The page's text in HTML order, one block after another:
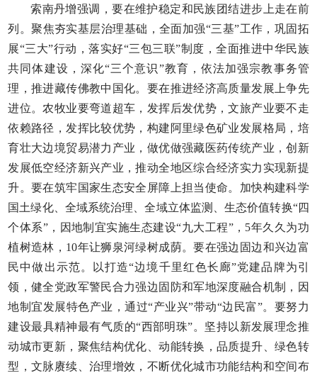
索南丹增强调，要在维护稳定和民族团结进步上走在前
列。聚焦夯实基层治理基础，全面加强“三基”工作，巩固拓
展“三大”行动，落实好“三包三联”制度，全面推进中华民族
共同体建设，深化“三个意识”教育，依法加强宗教事务管
理，推进藏传佛教中国化。要在推进经济高质量发展上争先
进位。农牧业要弯道超车，发挥后发优势，文旅产业要不走
依赖路径，发挥比较优势，构建阿里绿色矿业发展格局，培
育壮大边境贸易潜力产业，做优做强藏医药传统产业，创新
发展低空经济新兴产业，推动全地区综合经济实力实现新提
升。要在筑牢国家生态安全屏障上担当使命。加快构建科学
国土绿化、全域系统治理、全域立体监测、生态价值转换“四
个体系”，因地制宜实施生态建设“九大工程”，5年久久为功
植树造林，10年让狮泉河绿树成荫。要在强边固边和兴边富
民中做出示范。以打造“边境千里红色长廊”党建品牌为引
领，健全党政军警民合力强边固防和军地深度融合机制，因
地制宜发展特色产业，通过“产业兴”带动“边民富”。要努力
建设最具精神最有气质的“西部明珠”。坚持以新发展理念推
动城市更新，聚焦结构优化、动能转换，品质提升、绿色转
型，文脉赓续、治理增效，不断优化城市功能结构和空间布